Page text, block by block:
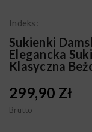
Indeks:
Sukienki
Elegancka
Klasyczna
299,90 Zł
Brutto